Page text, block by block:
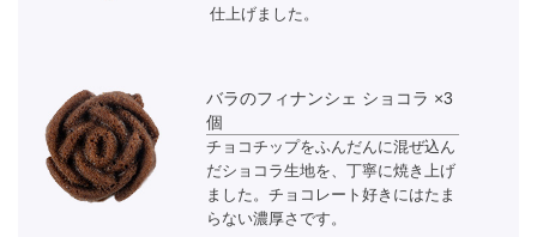
仕上げました。
バラのフィナンシェ ショコラ ×3
個
チョコチップをふんだんに混ぜ込ん
だショコラ生地を、丁寧に焼き上げ
ました。チョコレート好きにはたま
らない濃厚さです。